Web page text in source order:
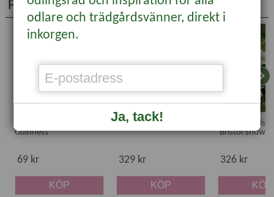
Populära produkter
Guinness'
69 kr
KÖP
Körsbärskornell
329 kr
KÖP
Vit
'Bristol
326 kr
KÖP
odlare och trädgårdsvänner, direkt i
inkorgen.
Ja, tack!